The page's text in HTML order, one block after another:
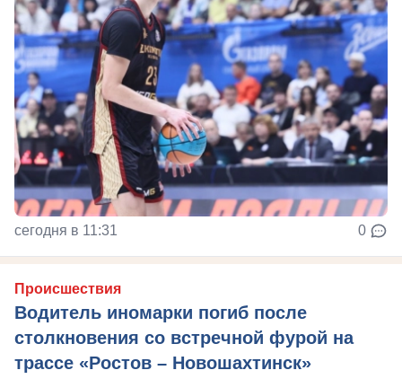
сегодня в 11:31 0
Происшествия
Водитель иномарки погиб после
столкновения со встречной фурой на
трассе «Ростов – Новошахтинск»